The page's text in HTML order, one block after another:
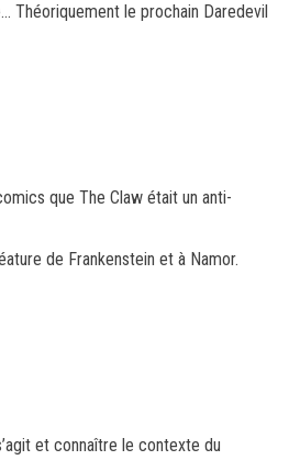
Théoriquement le prochain Daredevil
que The Claw était un anti-
de Frankenstein et à Namor.
et connaître le contexte du